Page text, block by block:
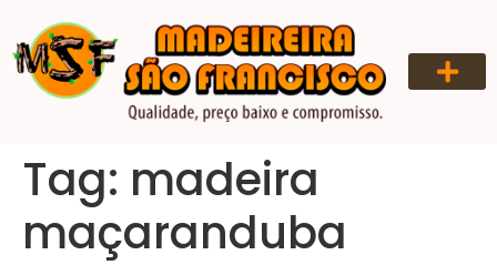
Tag: madeira
maçaranduba